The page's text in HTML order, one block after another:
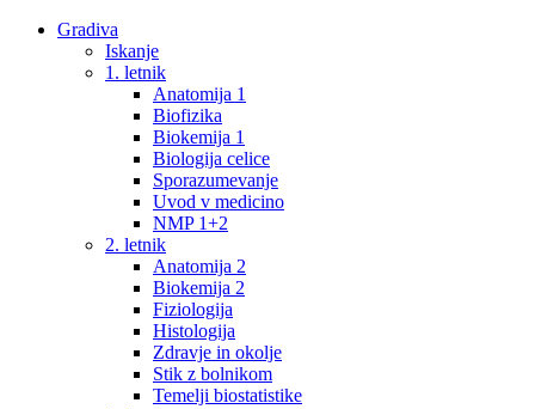
Gradiva
Iskanje
1. letnik
Anatomija 1
Biofizika
Biokemija 1
Biologija celice
Sporazumevanje
Uvod v medicino
NMP 1+2
2. letnik
Anatomija 2
Biokemija 2
Fiziologija
Histologija
Zdravje in okolje
Stik z bolnikom
Temelji biostatistike